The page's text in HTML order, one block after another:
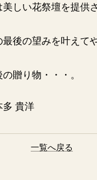
しい花祭壇を提供
最後の望みを叶えて
贈り物・・・。
貴洋
一覧へ戻る